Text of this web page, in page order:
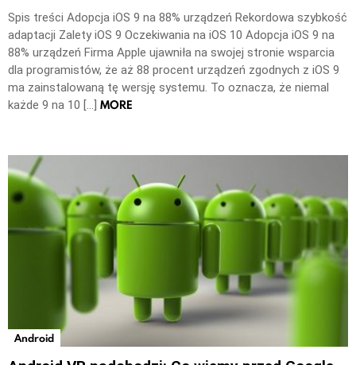
Spis treści Adopcja iOS 9 na 88% urządzeń Rekordowa szybkość
adaptacji Zalety iOS 9 Oczekiwania na iOS 10 Adopcja iOS 9 na
88% urządzeń Firma Apple ujawniła na swojej stronie wsparcia
dla programistów, że aż 88 procent urządzeń zgodnych z iOS 9
ma zainstalowaną tę wersję systemu. To oznacza, że niemal
każde 9 na 10 […] MORE
Android